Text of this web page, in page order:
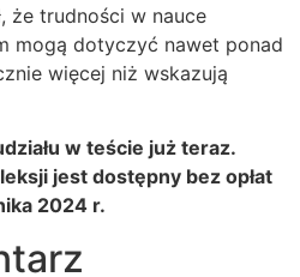
że trudności w nauce
mogą dotyczyć nawet ponad
więcej niż wskazują
w teście już teraz.
jest dostępny bez opłat
2024 r.